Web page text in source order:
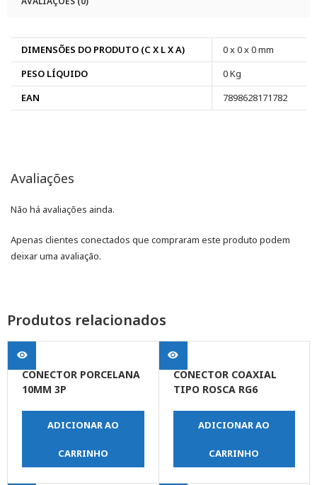
DIMENSÕES DO PRODUTO (C X L X A)
0 x 0 x 0 mm
PESO LÍQUIDO
0 Kg
EAN
7898628171782
Avaliações
Não há avaliações ainda.
Apenas clientes conectados que compraram este produto podem
deixar uma avaliação.
Produtos relacionados
CONECTOR PORCELANA
10MM 3P
ADICIONAR AO
CARRINHO
CONECTOR COAXIAL
TIPO ROSCA RG6
ADICIONAR AO
CARRINHO